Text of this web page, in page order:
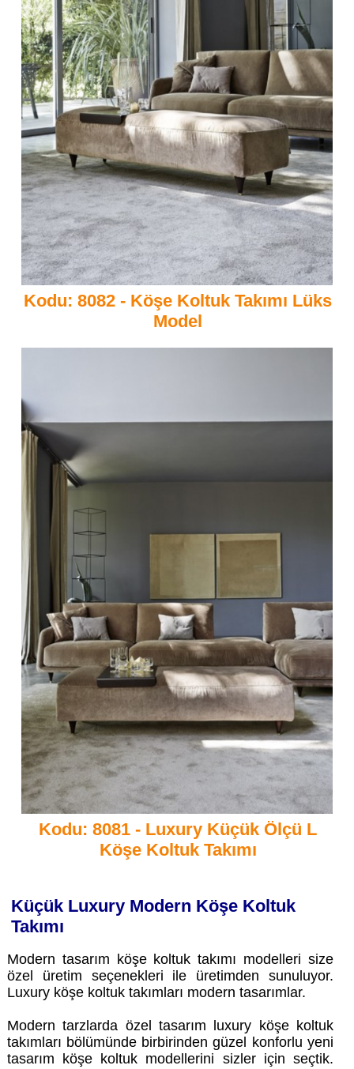
Kodu: 8082 - Köşe Koltuk Takımı Lüks
Model
Kodu: 8081 - Luxury Küçük Ölçü L
Köşe Koltuk Takımı
Küçük Luxury Modern Köşe Koltuk
Takımı
Modern tasarım köşe koltuk takımı modelleri size
özel üretim seçenekleri ile üretimden sunuluyor.
Luxury köşe koltuk takımları modern tasarımlar.
Modern tarzlarda özel tasarım luxury köşe koltuk
takımları bölümünde birbirinden güzel konforlu yeni
tasarım köşe koltuk modellerini sizler için seçtik.